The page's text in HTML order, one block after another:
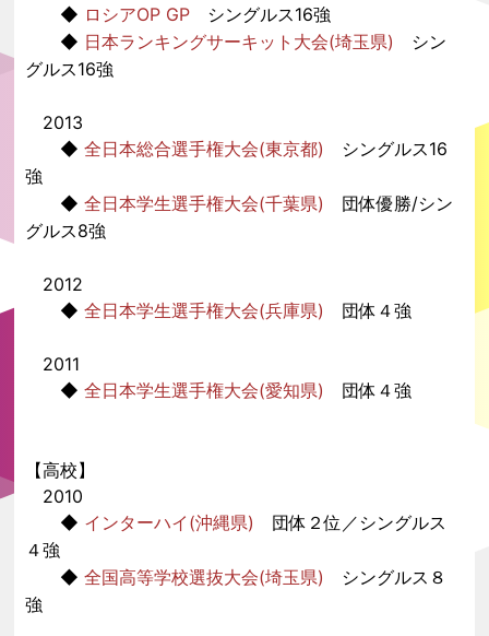
◆ ロシアOP GP シングルス16強
◆ 日本ランキングサーキット大会(埼玉県)
シン
グルス16強
2013
◆全日本総合選手権大会(東京都)
シングルス16
強
◆全日本学生選手権大会(千葉県)
団体優勝/シン
グルス8強
2012
◆全日本学生選手権大会(兵庫県) 団体４強
2011
◆全日本学生選手権大会(愛知県) 団体４強
【高校】
2010
◆ インターハイ(沖縄県)
団体２位／シングルス
４強
◆全国高等学校選抜大会(埼玉県)
シングルス８
強